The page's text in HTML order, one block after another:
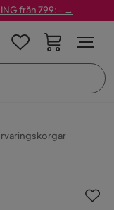
från 799:– →